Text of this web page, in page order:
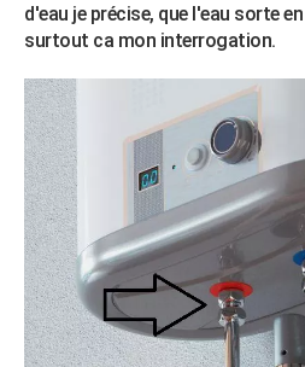
d'eau je précise, que l'eau sorte
surtout ca mon interrogation.